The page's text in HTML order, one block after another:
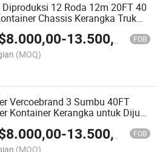
Diproduksi 12 Roda 12m 20FT 40
Chassis Kerangka Truk
Tinggi
8.000,00-13.500,00 FOB
(MOQ)
Vercoebrand 3 Sumbu 40FT
Kontainer Kerangka untuk Dijual
8.000,00-13.500,00 FOB
(MOQ)